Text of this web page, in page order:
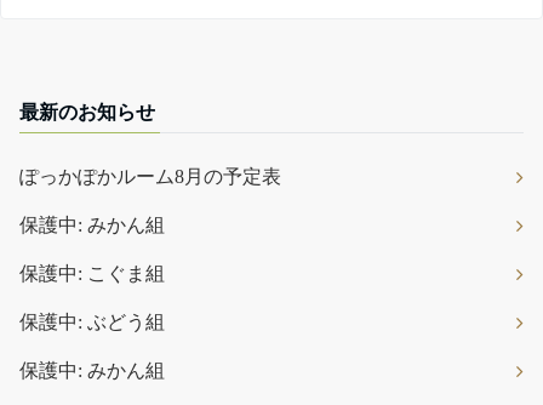
最新のお知らせ
ぽっかぽかルーム8月の予定表
保護中: みかん組
保護中: こぐま組
保護中: ぶどう組
保護中: みかん組